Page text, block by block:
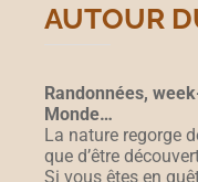
AUTOUR
Randonnées,
Monde…
La nature regorge
que d’être
Si vous êtes en